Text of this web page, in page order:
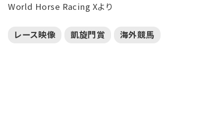
World Horse Racing Xより
レース映像 凱旋門賞 海外競馬